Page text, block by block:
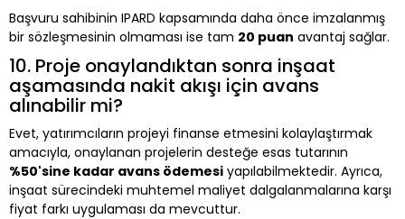
Başvuru sahibinin IPARD kapsamında daha önce imzalanmış
bir sözleşmesinin olmaması ise tam 20 puan avantaj sağlar.
10. Proje onaylandıktan sonra inşaat
aşamasında nakit akışı için avans
alınabilir mi?
Evet, yatırımcıların projeyi finanse etmesini kolaylaştırmak
amacıyla, onaylanan projelerin desteğe esas tutarının
%50'sine kadar avans ödemesi yapılabilmektedir. Ayrıca,
inşaat sürecindeki muhtemel maliyet dalgalanmalarına karşı
fiyat farkı uygulaması da mevcuttur.